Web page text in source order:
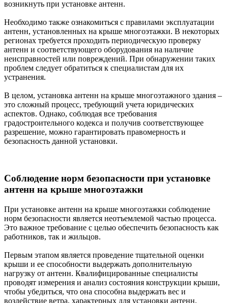
возникнуть при установке антенн.
Необходимо также ознакомиться с правилами эксплуатации
антенн, установленных на крыше многоэтажки. В некоторых
регионах требуется проходить периодическую проверку
антенн и соответствующего оборудования на наличие
неисправностей или повреждений. При обнаружении таких
проблем следует обратиться к специалистам для их
устранения.
В целом, установка антенн на крыше многоэтажного здания –
это сложный процесс, требующий учета юридических
аспектов. Однако, соблюдая все требования
градостроительного кодекса и получив соответствующее
разрешение, можно гарантировать правомерность и
безопасность данной установки.
Соблюдение норм безопасности при установке
антенн на крыше многоэтажки
При установке антенн на крыше многоэтажки соблюдение
норм безопасности является неотъемлемой частью процесса.
Это важное требование с целью обеспечить безопасность как
работников, так и жильцов.
Первым этапом является проведение тщательной оценки
крыши и ее способности выдержать дополнительную
нагрузку от антенн. Квалифицированные специалисты
проводят измерения и анализ состояния конструкции крыши,
чтобы убедиться, что она способна выдержать вес и
воздействие ветра, характерных для установки антенн.